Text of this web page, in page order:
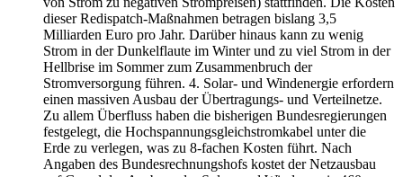
dieser Redispatch-Maßnahmen betragen bislang 3,5
Milliarden Euro pro Jahr. Darüber hinaus kann zu wenig
Strom in der Dunkelflaute im Winter und zu viel Strom in der
Hellbrise im Sommer zum Zusammenbruch der
Stromversorgung führen. 4. Solar- und Windenergie erfordern
einen massiven Ausbau der Übertragungs- und Verteilnetze.
Zu allem Überfluss haben die bisherigen Bundesregierungen
festgelegt, die Hochspannungsgleichstromkabel unter die
Erde zu verlegen, was zu 8-fachen Kosten führt. Nach
Angaben des Bundesrechnungshofs kostet der Netzausbau